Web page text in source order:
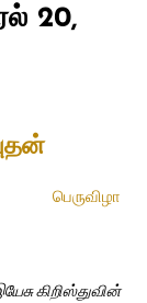
20,
பெருவிழா
கிறிஸ்துவின்